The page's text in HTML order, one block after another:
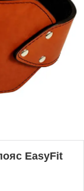
EasyFit